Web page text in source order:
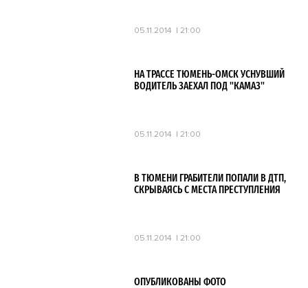
05.11.2014 21:00
НА ТРАССЕ ТЮМЕНЬ-ОМСК УСНУВШИЙ
ВОДИТЕЛЬ ЗАЕХАЛ ПОД "КАМАЗ"
05.11.2014 21:00
В ТЮМЕНИ ГРАБИТЕЛИ ПОПАЛИ В ДТП,
СКРЫВАЯСЬ С МЕСТА ПРЕСТУПЛЕНИЯ
05.11.2014 21:00
ОПУБЛИКОВАНЫ ФОТО